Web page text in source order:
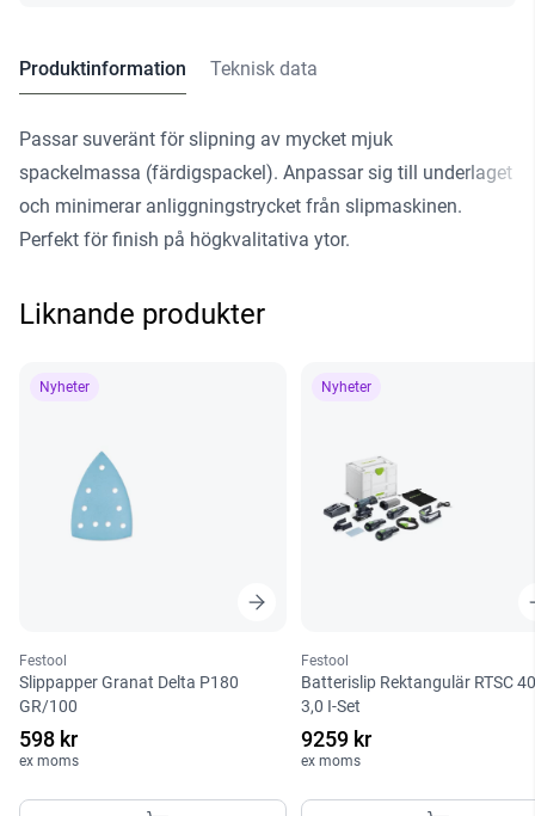
Produktinformation Teknisk data
Passar suveränt för slipning av mycket mjuk
spackelmassa (färdigspackel). Anpassar sig till underlaget
och minimerar anliggningstrycket från slipmaskinen.
Perfekt för finish på högkvalitativa ytor.
Liknande produkter
Nyheter
Festool
Slippapper Granat Delta P180
GR/100
598 kr
ex moms
Nyheter
Festool
Batterislip Rektangulär RTSC
3,0 I-Set
9259 kr
ex moms